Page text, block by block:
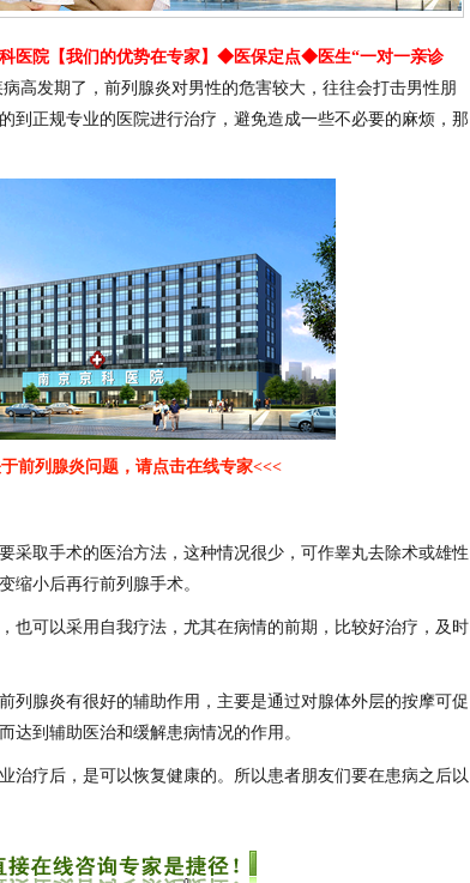
医院【我们的优势在专家】 ◆医保定点◆医生“一对一亲诊
高发期了，前列腺炎对男性的危害较大，往往会打击男性朋
到正规专业的医院进行治疗，避免造成一些不必要的麻烦，那
前列腺炎问题，请点击在线专家<<<
取手术的医治方法，这种情况很少，可作睾丸去除术或雄性
缩小后再行前列腺手术。
可以采用自我疗法，尤其在病情的前期，比较好治疗，及时
腺炎有很好的辅助作用，主要是通过对腺体外层的按摩可促
达到辅助医治和缓解患病情况的作用。
疗后，是可以恢复健康的。所以患者朋友们要在患病之后以
年临床经验
男性性功能障碍、
李耀峰 主治医师
20余年临床经验
擅长领域